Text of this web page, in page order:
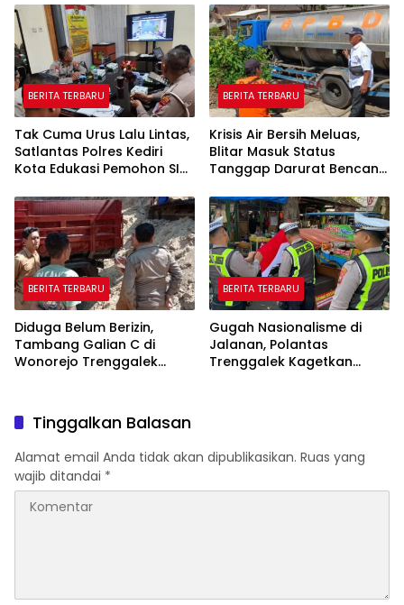
“Beliau Pejuang Keadilan
yang Vokal”
BERITA TERBARU
Tak Cuma Urus Lalu Lintas,
Satlantas Polres Kediri
Kota Edukasi Pemohon SIM
Pelatihan AI
BERITA TERBARU
Krisis Air Bersih Meluas,
Blitar Masuk Status
Tanggap Darurat Bencana
BERITA TERBARU
Diduga Belum Berizin,
Tambang Galian C di
Wonorejo Trenggalek
BERITA TERBARU
Gugah Nasionalisme di
Jalanan, Polantas
Trenggalek Kagetkan
Tinggalkan Balasan
Alamat email Anda tidak akan dipublikasikan. Ruas yang
wajib ditandai *